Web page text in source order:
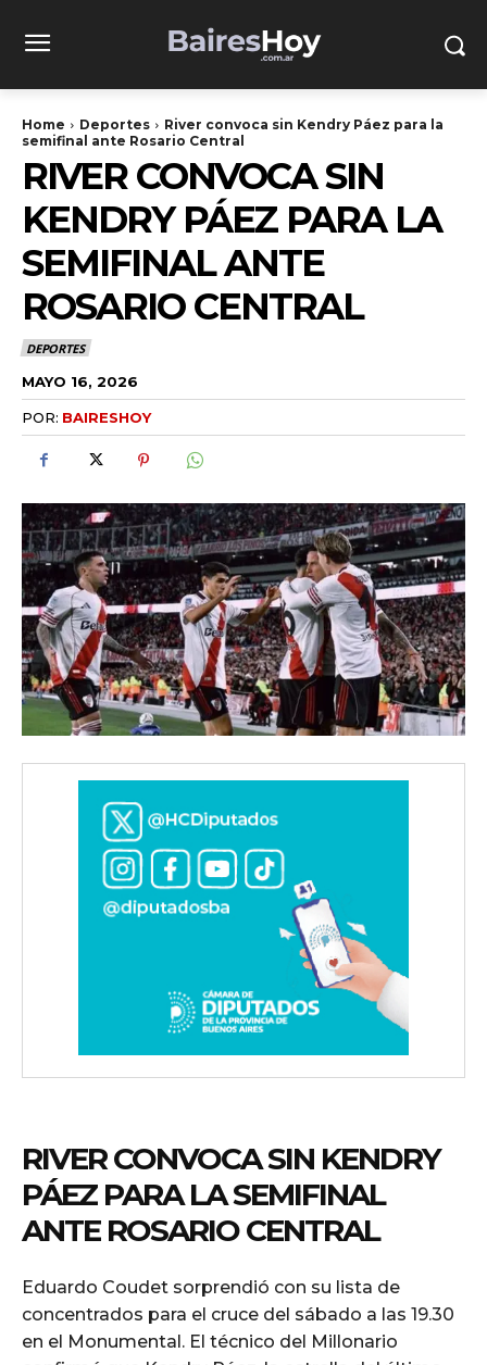
Home Deportes
River convoca sin Kendry Páez para la
semifinal ante Rosario Central
RIVER CONVOCA SIN
KENDRY PÁEZ PARA LA
SEMIFINAL ANTE
ROSARIO CENTRAL
DEPORTES
MAYO 16, 2026
POR: BAIRESHOY
RIVER CONVOCA SIN KENDRY
PÁEZ PARA LA SEMIFINAL
ANTE ROSARIO CENTRAL
Eduardo Coudet sorprendió con su lista de
concentrados para el cruce del sábado a las 19.30
en el Monumental. El técnico del Millonario